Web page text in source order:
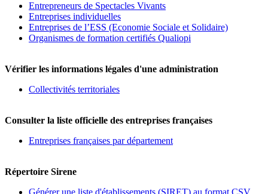
Entrepreneurs de Spectacles Vivants
Entreprises individuelles
Entreprises de l’ESS (Economie Sociale et Solidaire)
Organismes de formation certifiés Qualiopi
Vérifier les informations légales d'une administration
Collectivités territoriales
Consulter la liste officielle des entreprises françaises
Entreprises françaises par département
Répertoire Sirene